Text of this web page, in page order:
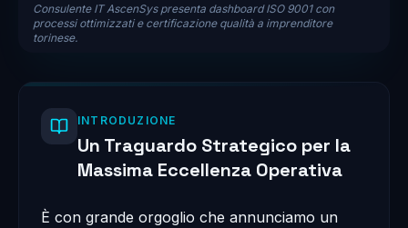
Consulente IT AscenSys presenta dashboard ISO 9001 con
processi ottimizzati e certificazione qualità a imprenditore
torinese.
INTRODUZIONE
Un Traguardo Strategico per la
Massima Eccellenza Operativa
È con grande orgoglio che annunciamo un